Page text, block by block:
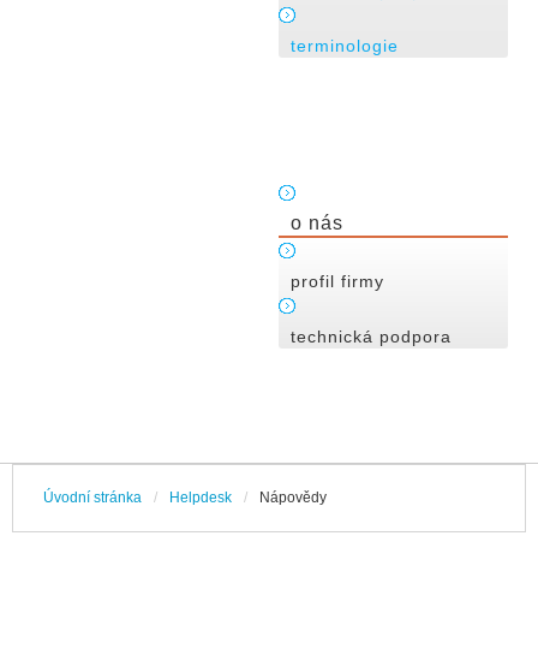
terminologie
o nás
profil firmy
technická podpora
Úvodní stránka / Helpdesk / Nápovědy